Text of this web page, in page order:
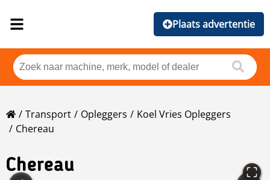
Plaats advertentie
Transport Opleggers
Koel Vries Opleggers
Chereau
Chereau